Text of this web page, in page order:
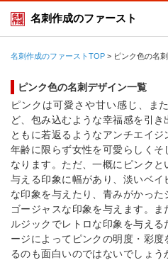
名刺作成のファースト
名刺作成のファーストTOP > ピンク色の名
ピンク色の名刺デザイン一覧
ピンクは可愛さや甘い感じ、ま
ど、包み込むような幸福感を引
ともに若返るようなアンチエイジ
年齢に限らず女性を可愛らしく
なります。ただ、一概にピンクと
与える印象に幅があり、淡いベ
な印象を与えたり、青みがかっ
ゴージャスな印象を与えます。
ルジックでレトロな印象を与え
ージによってピンクの明度・彩
るのも面白いのではないでしょ